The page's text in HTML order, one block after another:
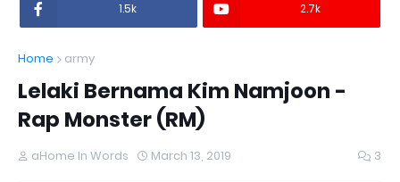
1.5k 2.7k
Home army
Lelaki Bernama Kim Namjoon -
Rap Monster (RM)
aHome In Words March 13, 2019 3